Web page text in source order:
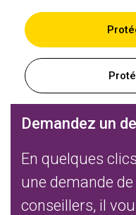
Demandez un
En quelques
une demande de
conseillers, il